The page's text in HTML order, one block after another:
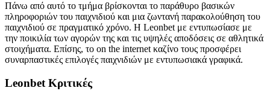
Πάνω από αυτό το τμήμα βρίσκονται το παράθυρο βασικών
πληροφοριών του παιχνιδιού και μια ζωντανή παρακολούθηση του
παιχνιδιού σε πραγματικό χρόνο. Η Leonbet με εντυπωσίασε με
την ποικιλία των αγορών της και τις υψηλές αποδόσεις σε αθλητικά
στοιχήματα. Επίσης, το on the internet καζίνο τους προσφέρει
συναρπαστικές επιλογές παιχνιδιών με εντυπωσιακά γραφικά.
Leonbet Κριτικές